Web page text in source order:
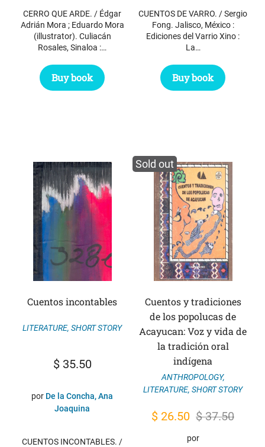
CERRO QUE ARDE. / Édgar
Adrián Mora ; Eduardo Mora
(illustrator). Culiacán
Rosales, Sinaloa :…
Buy book
CUENTOS DE VARRO. / Sergio
Fong. Jalisco, México :
Ediciones del Varrio Xino :
La…
Buy book
Cuentos incontables
LITERATURE, SHORT STORY
$35.50
por De la Concha, Ana
Joaquina
CUENTOS INCONTABLES. /
Sold out
Cuentos y tradiciones
de los popolucas de
Acayucan: Voz y vida de
la tradición oral
indígena
ANTHROPOLOGY,
LITERATURE, SHORT STORY
$37.50
Original
price
$ 26.50 Current
price
por